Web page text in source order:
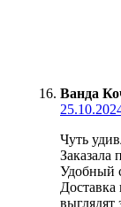
Ванда
Чуть
Заказала
Удобный
Доставка
выглядят